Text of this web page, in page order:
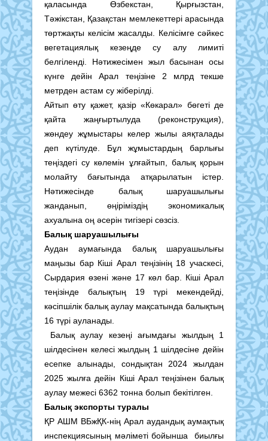
қаласында Өзбекстан, Қырғызстан,
Тәжікстан, Қазақстан мемлекеттері арасында
төртжақты келісім жасалды. Келісімге сәйкес
вегетациялық кезеңде су алу лимиті
белгіленді. Нәтижесімен жыл басынан осы
күнге дейін Арал теңізіне 2 млрд текше
метрден астам су жіберілді.
Айтып өту қажет, қазір «Көкарал» бөгеті де
қайта жаңғыртылуда (реконструкция),
жөндеу жұмыстары келер жылы аяқталады
деп күтілуде. Бұл жұмыстардың барлығы
теңіздегі су көлемін ұлғайтып, балық қорын
молайту бағытында атқарылатын істер.
Нәтижесінде балық шаруашылығы
жанданып, өңіріміздің экономикалық
ахуалына оң әсерін тигізері сөзсіз.
Балық шаруашылығы
Аудан аумағында балық шаруашылығы
маңызы бар Кіші Арал теңізінің 18 учаскесі,
Сырдария өзені және 17 көл бар. Кіші Арал
теңізінде балықтың 19 түрі мекендейді,
кәсіпшілік балық аулау мақсатында балықтың
16 түрі ауланады.
Балық аулау кезеңі ағымдағы жылдың 1
шілдесінен келесі жылдың 1 шілдесіне дейін
есепке алынады, сондықтан 2024 жылдан
2025 жылға дейін Кіші Арал теңізінен балық
аулау межесі 6362 тонна болып бекітілген.
Балық экспорты туралы
ҚР АШМ ВБжҚК-нің Арал аудандық аумақтық
инспекциясының мәліметі бойынша биылғы